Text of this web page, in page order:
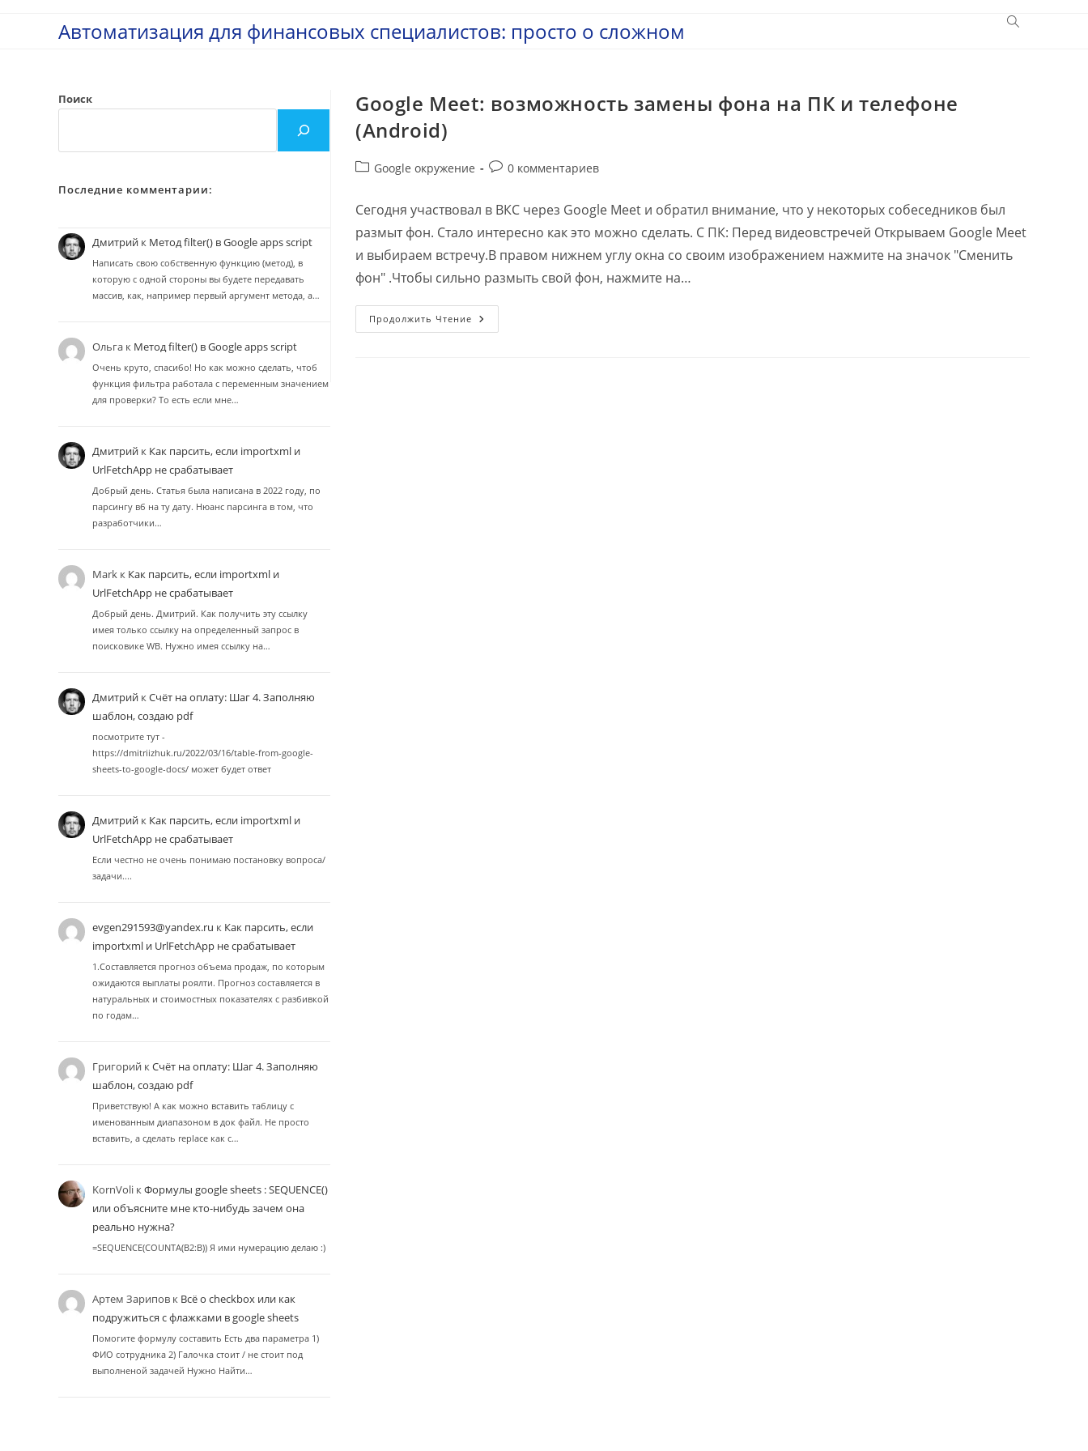
Автоматизация для финансовых специалистов: просто о сложном
Переключить
Google Meet: возможность замены фона на ПК и телефоне
(Android)
Рубрика
Google окружение
Комментарии
записи:
0 комментариев
Сегодня участвовал в ВКС через Google Meet и обратил внимание, что у некоторых собеседников был
размыт фон. Стало интересно как это можно сделать. С ПК: Перед видеовстречей Открываем Google Meet
и выбираем встречу.В правом нижнем углу окна со своим изображением нажмите на значок "Сменить
фон" .Чтобы сильно размыть свой фон, нажмите на…
Продолжить Чтение Google
Meet:
Поиск
Последние комментарии:
Дмитрий к Метод filter() в Google apps script
Написать свою собственную функцию (метод), в
которую с одной стороны вы будете передавать
массив, как, например первый аргумент метода, а…
Ольга к Метод filter() в Google apps script
Очень круто, спасибо! Но как можно сделать, чтоб
функция фильтра работала с переменным значением
для проверки? То есть если мне…
Дмитрий к Как парсить, если importxml и
UrlFetchApp не срабатывает
Добрый день. Статья была написана в 2022 году, по
парсингу вб на ту дату. Нюанс парсинга в том, что
разработчики…
Mark к Как парсить, если importxml и
UrlFetchApp не срабатывает
Добрый день. Дмитрий. Как получить эту ссылку
имея только ссылку на определенный запрос в
поисковике WB. Нужно имея ссылку на…
Дмитрий кСчёт на оплату: Шаг 4. Заполняю
шаблон, создаю pdf
посмотрите тут -
https://dmitriizhuk.ru/2022/03/16/table-from-google-
sheets-to-google-docs/ может будет ответ
Дмитрий к Как парсить, если importxml и
UrlFetchApp не срабатывает
Если честно не очень понимаю постановку вопроса/
задачи....
evgen291593@yandex.ru к Как парсить, если
importxml и UrlFetchApp не срабатывает
1.Составляется прогноз объема продаж, по которым
ожидаются выплаты роялти. Прогноз составляется в
натуральных и стоимостных показателях с разбивкой
по годам…
Григорий кСчёт на оплату: Шаг 4. Заполняю
шаблон, создаю pdf
Приветствую! А как можно вставить таблицу с
именованным диапазоном в док файл. Не просто
вставить, а сделать replace как с…
KornVoli кФормулы google sheets : SEQUENCE()
или объясните мне кто-нибудь зачем она
реально нужна?
=SEQUENCE(COUNTA(B2:B)) Я ими нумерацию делаю :)
Артем Зарипов к Всё о checkbox или как
подружиться с флажками в google sheets
Помогите формулу составить Есть два параметра 1)
ФИО сотрудника 2) Галочка стоит / не стоит под
выполненой задачей Нужно Найти…